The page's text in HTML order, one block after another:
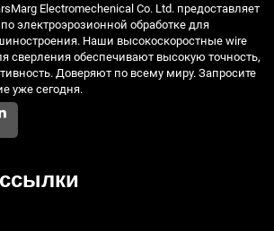
Electromechenical Co. Ltd. предоставляет
электроэрозионной обработке для
Наши высокоскоростные wire
сверления обеспечивают высокую точность,
Доверяют по всему миру. Запросите
уже сегодня.